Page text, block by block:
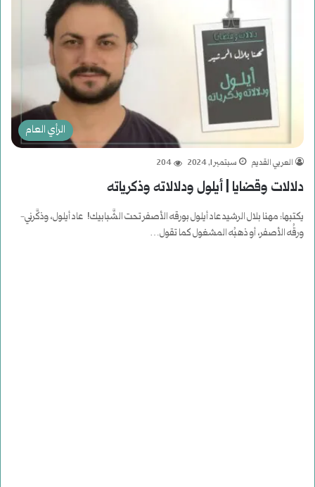
الرأي العام
العربي القديم سبتمبر 1, 2024 204
دلالات وقضايا | أيلول ودلالاته وذكرياته
يكتبها: مهنا بلال الرشيد عاد أيلول بورقه الأصفر تحت الشَّبابيك! عاد أيلول، وذكَّرني-
ورقُه الأصفر، أو ذهبُه المشغول كما تقول…